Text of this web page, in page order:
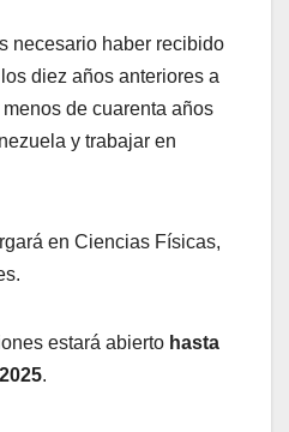
necesario haber recibido
diez años anteriores a
de cuarenta años
y trabajar en
en Ciencias Físicas,
estará abierto hasta
.